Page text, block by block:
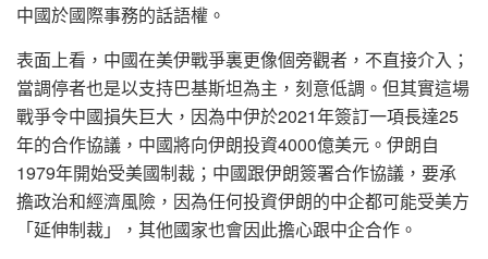
中國於國際事務的話語權。
表面上看，中國在美伊戰爭裏更像個旁觀者，不直接介入；
當調停者也是以支持巴基斯坦為主，刻意低調。但其實這場
戰爭令中國損失巨大，因為中伊於2021年簽訂一項長達25
年的合作協議，中國將向伊朗投資4000億美元。伊朗自
1979年開始受美國制裁；中國跟伊朗簽署合作協議，要承
擔政治和經濟風險，因為任何投資伊朗的中企都可能受美方
「延伸制裁」，其他國家也會因此擔心跟中企合作。